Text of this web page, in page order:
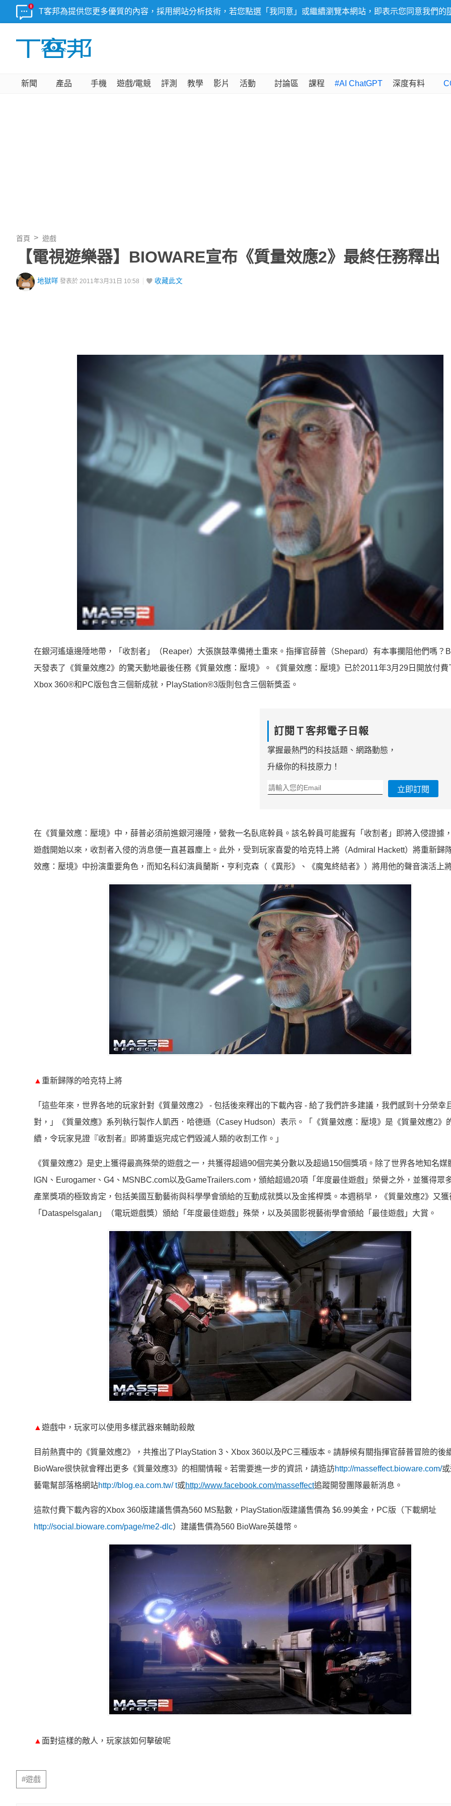
T客邦為提供您更多優質的內容，採用網站分析技術，若您點選「我同意」或繼續瀏覽本網站，即表示您同意我們的
新聞 產品 手機 遊戲/電競 評測 教學 影片 活動 討論區 課程 #AI ChatGPT 深度有料
首頁 遊戲
【電視遊樂器】BIOWARE宣布《質量效應2》最終任務釋出
地獄咩 發表於 2011年3月31日 10:58 收藏此文
在銀河遙遠邊陲地帶，「收割者」（Reaper）大張旗鼓準備捲土重來。指揮官薛普（Shepard）有本事攔阻他們嗎？
天發表了《質量效應2》的驚天動地最後任務《質量效應：壓境》。《質量效應：壓境》已於2011年3月29日開放付費
Xbox 360®和PC版包含三個新成就，PlayStation®3版則包含三個新獎盃。
訂閱Ｔ客邦電子日報
掌握最熱門的科技話題、網路動態，
升級你的科技原力！
立即訂閱
在《質量效應：壓境》中，薛普必須前進銀河邊陲，營救一名臥底幹員。該名幹員可能握有「收割者」即將入侵證據
遊戲開始以來，收割者入侵的消息便一直甚囂塵上。此外，受到玩家喜愛的哈克特上將（Admiral Hackett）將重新歸
效應：壓境》中扮演重要角色，而知名科幻演員蘭斯‧亨利克森（《異形》、《魔鬼終結者》）將用他的聲音演活上
▲ 重新歸隊的哈克特上將
「這些年來，世界各地的玩家針對《質量效應2》 - 包括後來釋出的下載內容 - 給了我們許多建議，我們感到十分榮幸
對，」《質量效應》系列執行製作人凱西．哈德遜（Casey Hudson）表示。「《質量效應：壓境》是《質量效應2》
續，令玩家見證『收割者』即將重返完成它們毀滅人類的收割工作。」
《質量效應2》是史上獲得最高殊榮的遊戲之一，共獲得超過90個完美分數以及超過150個獎項。除了世界各地知名媒
IGN、Eurogamer、G4、MSNBC.com以及GameTrailers.com，頒給超過20項「年度最佳遊戲」榮譽之外，並獲得眾
產業獎項的極致肯定，包括美國互動藝術與科學學會頒給的互動成就獎以及金搖桿獎。本週稍早，《質量效應2》又獲
「Dataspelsgalan」（電玩遊戲獎）頒給「年度最佳遊戲」殊榮，以及英國影視藝術學會頒給「最佳遊戲」大賞。
▲ 遊戲中，玩家可以使用多樣武器來輔助殺敵
目前熱賣中的《質量效應2》，共推出了PlayStation 3、Xbox 360以及PC三種版本。請靜候有關指揮官薛普冒險的後
BioWare很快就會釋出更多《質量效應3》的相關情報。若需要進一步的資訊，請造訪http://masseffect.bioware.com/
藝電幫部落格網站http://blog.ea.com.tw/ t或http://www.facebook.com/masseffect追蹤開發團隊最新消息。
這款付費下載內容的Xbox 360版建議售價為560 MS點數，PlayStation版建議售價為 $6.99美金，PC版（下載網址
http://social.bioware.com/page/me2-dlc）建議售價為560 BioWare英雄幣。
▲ 面對這樣的敵人，玩家該如何擊破呢
#遊戲